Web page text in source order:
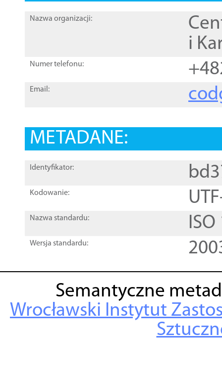
Nazwa organizacji:
i
Numer telefonu:
Email:
METADANE:
Identyfikator:
Kodowanie:
Nazwa standardu:
Wersja standardu:
Semantyczne
Wrocławski Instytut